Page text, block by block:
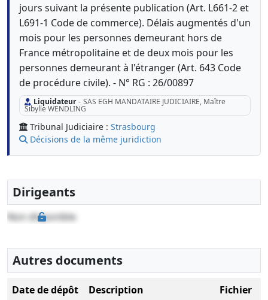
jours suivant la présente publication (Art. L661-2 et
L691-1 Code de commerce). Délais augmentés d'un
mois pour les personnes demeurant hors de
France métropolitaine et de deux mois pour les
personnes demeurant à l'étranger (Art. 643 Code
de procédure civile). - N° RG : 26/00897
Liquidateur - SAS EGH MANDATAIRE JUDICIAIRE, Maître
Sibylle WENDLING
Tribunal Judiciaire : Strasbourg
Décisions de la même juridiction
Dirigeants
Non disponible
Autres documents
Date de dépôt Description
Fichier